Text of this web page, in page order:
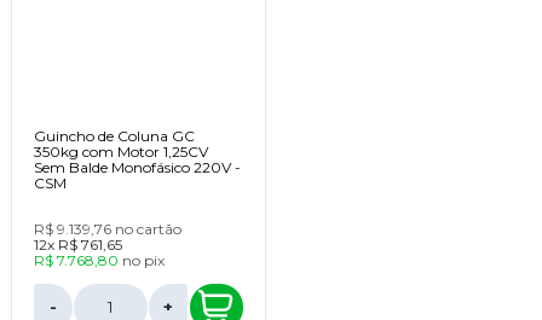
Guincho de Coluna GC
350kg com Motor 1,25CV
Sem Balde Monofásico 220V -
CSM
R$ 9.139,76 no cartão
12x R$ 761,65
R$ 7.768,80 no pix
- +